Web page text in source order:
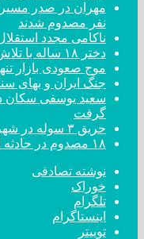
نفر مصدوم شدند
ناکامی مجدد
دختر ‌۱۸‌ ‌ساله‌ با تلاش پلیس کرج از خودکشی منصرف شد
موج صعودی بازار
جنگ ایران و بهای
سعید یوسفی سکان
گرفت
حریق ۳ سوله در شهرک صنعتی شمس‌آباد با ۲۶ مصدوم
۱۸ مصدوم در حادثه انفجار در شهرک شمس‌آباد
نوشته تصادفی
خوراک
تلگرام
اینستاگرام
توییتر